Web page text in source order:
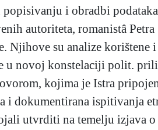
i obradbi
autoriteta, romanistâ
Njihove su analize korištene
u novoj konstelaciji polit.
kojima je Istra
dokumentirana ispitivanja
utvrditi na temelju izjava